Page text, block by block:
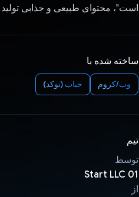
است"، محتوای طبیعی و جذابی
ساخته شده با
وب/کروم حباب (نوکد)
تیم
توسط
01 Start LLC
از